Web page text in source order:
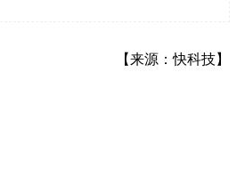
【来源：快科技】